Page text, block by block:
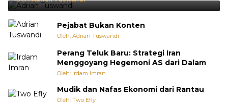
Pejabat Bukan Konten
Oleh: Adrian Tuswandi
Perang Teluk Baru: Strategi Iran
Menggoyang Hegemoni AS dari Dalam
Oleh: Irdam Imran
Mudik dan Nafas Ekonomi dari Rantau
Oleh: Two Efly